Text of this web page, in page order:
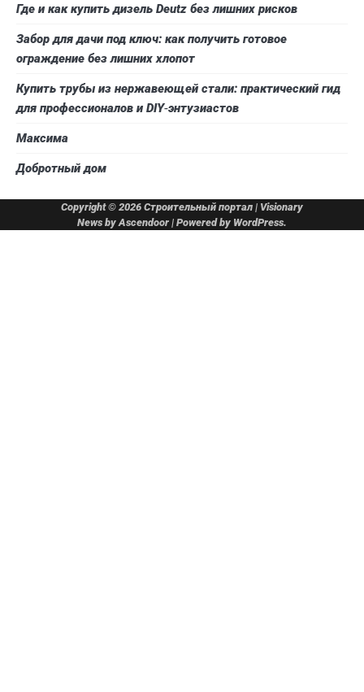
Где и как купить дизель Deutz без лишних рисков
Забор для дачи под ключ: как получить готовое
ограждение без лишних хлопот
Купить трубы из нержавеющей стали: практический гид
для профессионалов и DIY‑энтузиастов
Максима
Добротный дом
Copyright © 2026 Строительный портал | Visionary
News by Ascendoor | Powered by WordPress.